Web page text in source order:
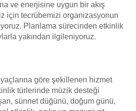
ve enerjisine uygun bir akış
için tecrübemizi organizasyonun
Planlama sürecinden etkinlik
yakından ilgileniyoruz.
göre şekillenen hizmet
türlerinde müzik desteği
sünnet düğünü, doğum günü,